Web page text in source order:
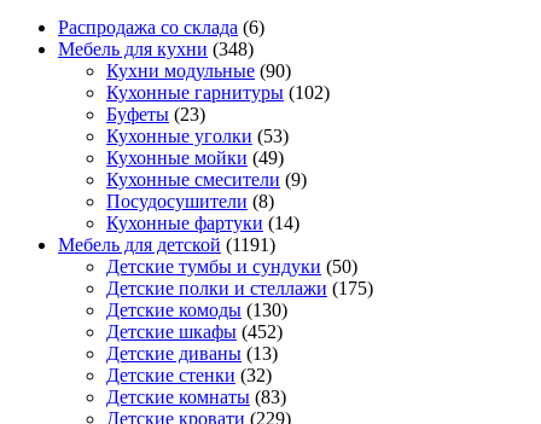
Распродажа со склада (6)
Мебель для кухни (348)
Кухни модульные (90)
Кухонные гарнитуры (102)
Буфеты (23)
Кухонные уголки (53)
Кухонные мойки (49)
Кухонные смесители (9)
Посудосушители (8)
Кухонные фартуки (14)
Мебель для детской (1191)
Детские тумбы и сундуки (50)
Детские полки и стеллажи (175)
Детские комоды (130)
Детские шкафы (452)
Детские диваны (13)
Детские стенки (32)
Детские комнаты (83)
Детские кровати (229)